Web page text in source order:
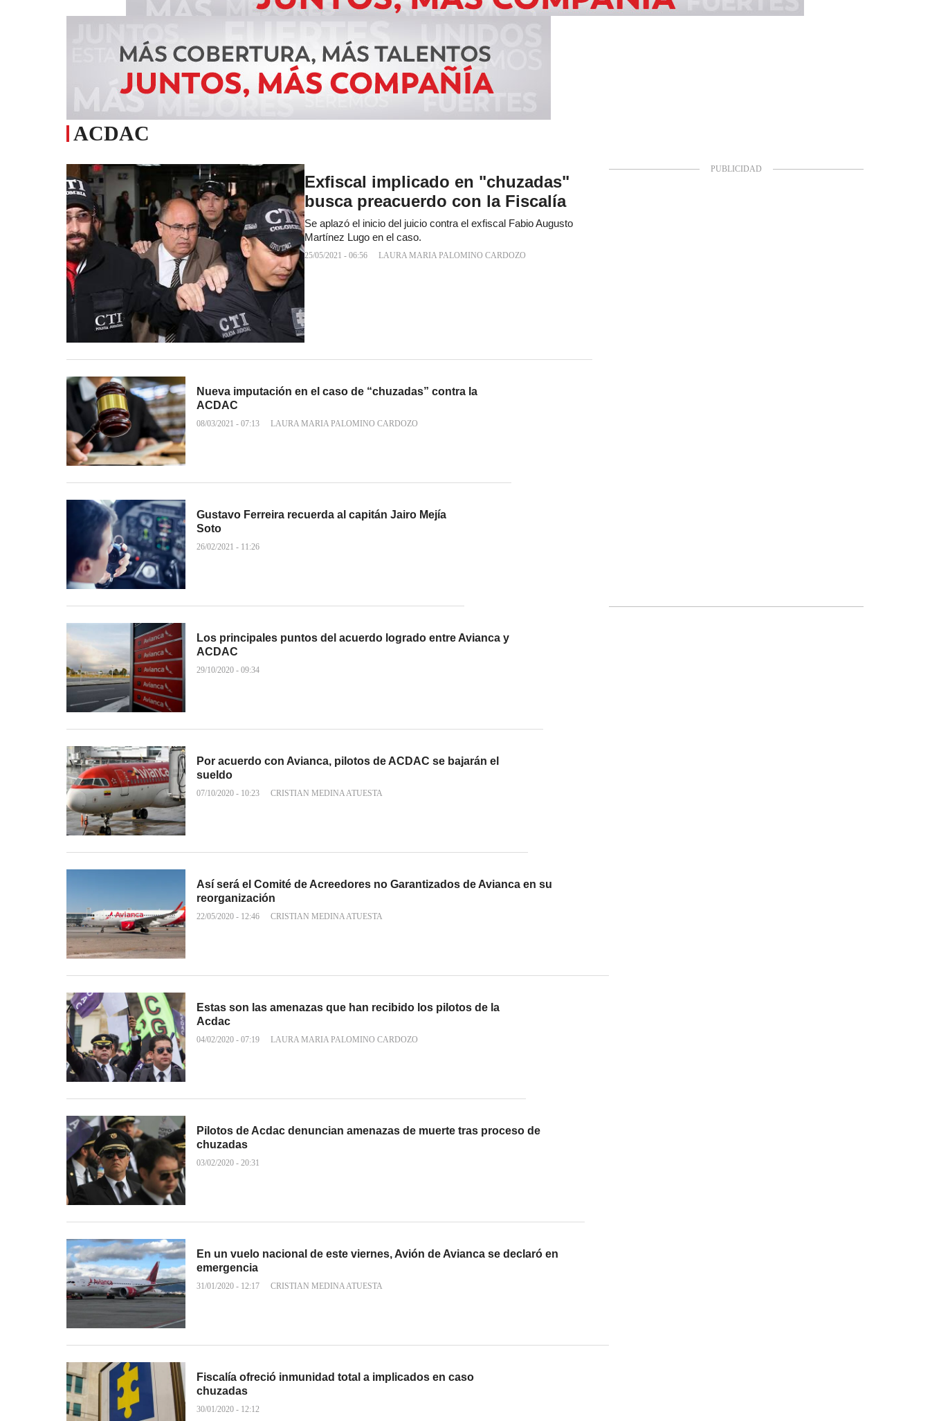
ACDAC
Exfiscal implicado en "chuzadas"
busca preacuerdo con la Fiscalía
Se aplazó el inicio del juicio contra el exfiscal Fabio Augusto
Martínez Lugo en el caso.
25/05/2021 - 06:56 LAURA MARIA PALOMINO CARDOZO
Nueva imputación en el caso de “chuzadas” contra la
ACDAC
08/03/2021 - 07:13 LAURA MARIA PALOMINO CARDOZO
Gustavo Ferreira recuerda al capitán Jairo Mejía
Soto
26/02/2021 - 11:26
Los principales puntos del acuerdo logrado entre Avianca y
ACDAC
29/10/2020 - 09:34
Por acuerdo con Avianca, pilotos de ACDAC se bajarán el
sueldo
07/10/2020 - 10:23 CRISTIAN MEDINA ATUESTA
Así será el Comité de Acreedores no Garantizados de Avianca en su
reorganización
22/05/2020 - 12:46 CRISTIAN MEDINA ATUESTA
Estas son las amenazas que han recibido los pilotos de la
Acdac
04/02/2020 - 07:19 LAURA MARIA PALOMINO CARDOZO
Pilotos de Acdac denuncian amenazas de muerte tras proceso de
chuzadas
03/02/2020 - 20:31
En un vuelo nacional de este viernes, Avión de Avianca se declaró en
emergencia
31/01/2020 - 12:17 CRISTIAN MEDINA ATUESTA
Fiscalía ofreció inmunidad total a implicados en caso
chuzadas
30/01/2020 - 12:12